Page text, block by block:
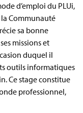
d’emploi du PLUi,
Communauté
sa bonne
missions et
duquel il
outils informatiques
Ce stage constitue
professionnel,